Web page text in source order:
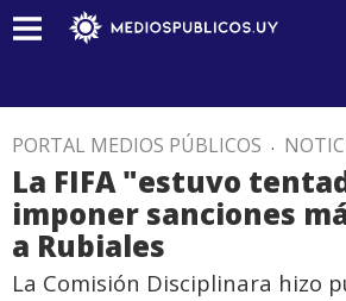
PORTAL MEDIOS PÚBLICOS .
La FIFA "estuvo
imponer sanciones
a Rubiales
La Comisión Disciplinara hizo